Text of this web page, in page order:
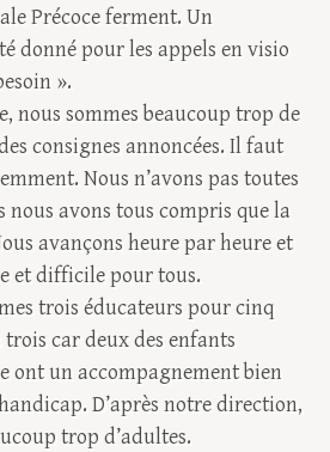
Précoce ferment. Un
donné pour les appels en visio
».
nous sommes beaucoup trop de
consignes annoncées. Il faut
Nous n’avons pas toutes
avons tous compris que la
avançons heure par heure et
et difficile pour tous.
trois éducateurs pour cinq
trois car deux des enfants
ont un accompagnement bien
D’après notre direction,
trop d’adultes.